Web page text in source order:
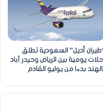
أديل” السعودية تطلق
يومية بين الرياض وحيدر آباد
بدءا من يوليو القادم